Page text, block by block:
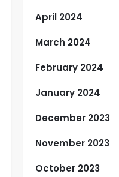
April 2024
March 2024
February 2024
January 2024
December 2023
November 2023
October 2023